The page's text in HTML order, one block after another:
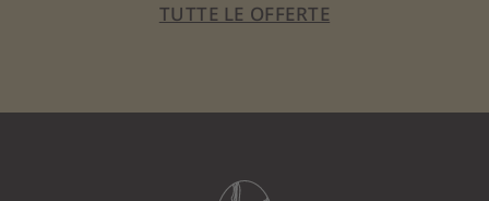
TUTTE LE OFFERTE